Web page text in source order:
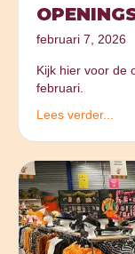
februari 7, 2026
Kijk hier voor de
februari.
Lees verder...